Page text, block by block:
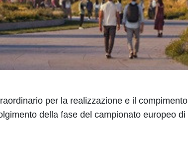
per la realizzazione e il compimento
della fase del campionato europeo di